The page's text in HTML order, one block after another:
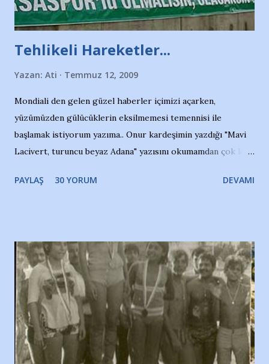
Tehlikeli Hareketler...
Yazan: Ati Temmuz 12, 2009
Mondiali den gelen güzel haberler içimizi açarken,
yüzümüzden gülücüklerin eksilmemesi temennisi ile
başlamak istiyorum yazıma.. Onur kardeşimin yazdığı "Mavi
Lacivert, turuncu beyaz Adana" yazısını okumamdan çok kısa
irkildim.. "Bursasporlu taraftarlar, İstanbul takımlarının
ve ürünlerini Bursa şehrinde görmek istemediklerini bir
protesto eylemiyle açıkladıklarını bildiriyordu.. Bu grup
adına açıklama yapan şahsı muhterem(!) ''Açık ve net olarak
söylüyoruz. Bu son uyarımızdır. Bunun yanısıra, bu takımlara
ait tanıtıcı ilanların asılmasına izin veren Bursa Büyükşehir
Belediyesi ile mağazaların bulunduğu alışveriş merkezlerini
de kınıyoruz'' diye de eklemiş .. Blogumuzda okuduğum bu
PAYLAŞ 30 YORUM DEVAMI